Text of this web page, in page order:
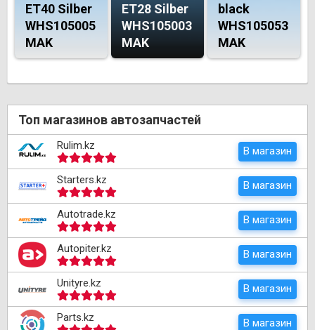
ET40 Silber
WHS105005
MAK
ET28 Silber
WHS105003
MAK
black
WHS105053
MAK
Топ магазинов автозапчастей
Rulim.kz В магазин
Starters.kz В магазин
Autotrade.kz В магазин
Autopiter.kz В магазин
Unityre.kz В магазин
Parts.kz В магазин